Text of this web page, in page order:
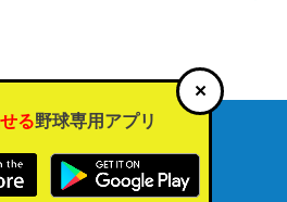
×
る野球専用アプリ
・練習メニュー
プライバシーポリシー